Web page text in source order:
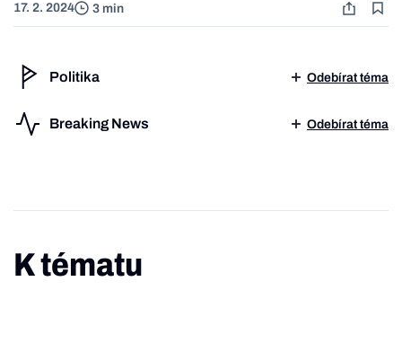
17. 2. 2024 3 min
Politika Odebírat téma
Breaking News Odebírat téma
K tématu